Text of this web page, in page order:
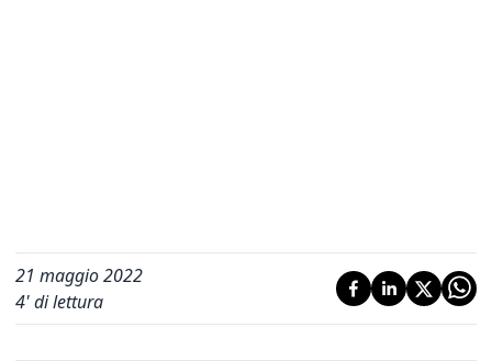
21 maggio 2022
4' di lettura